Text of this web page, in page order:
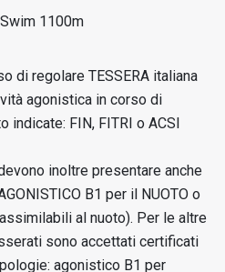
1100m
di regolare TESSERA italiana
agonistica in corso di
indicate: FIN, FITRI o ACSI
inoltre presentare anche
B1 per il NUOTO o
al nuoto). Per le altre
sono accettati certificati
agonistico B1 per